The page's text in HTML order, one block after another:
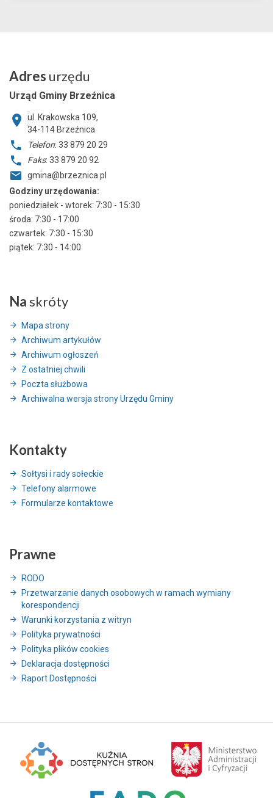
Adres urzędu
Urząd Gminy Brzeźnica
ul. Krakowska 109,
34-114 Brzeźnica
Telefon: 33 879 20 29
Faks: 33 879 20 92
gmina@brzeznica.pl
Godziny urzędowania:
poniedziałek - wtorek: 7:30 - 15:30
środa: 7:30 - 17:00
czwartek: 7:30 - 15:30
piątek: 7:30 - 14:00
Na skróty
Mapa strony
Archiwum artykułów
Archiwum ogłoszeń
Z ostatniej chwili
Poczta służbowa
Archiwalna wersja strony Urzędu Gminy
Kontakty
Sołtysi i rady sołeckie
Telefony alarmowe
Formularze kontaktowe
Prawne
RODO
Przetwarzanie danych osobowych w ramach wymiany
korespondencji
Warunki korzystania z witryn
Polityka prywatności
Polityka plików cookies
Deklaracja dostępności
Raport Dostępności